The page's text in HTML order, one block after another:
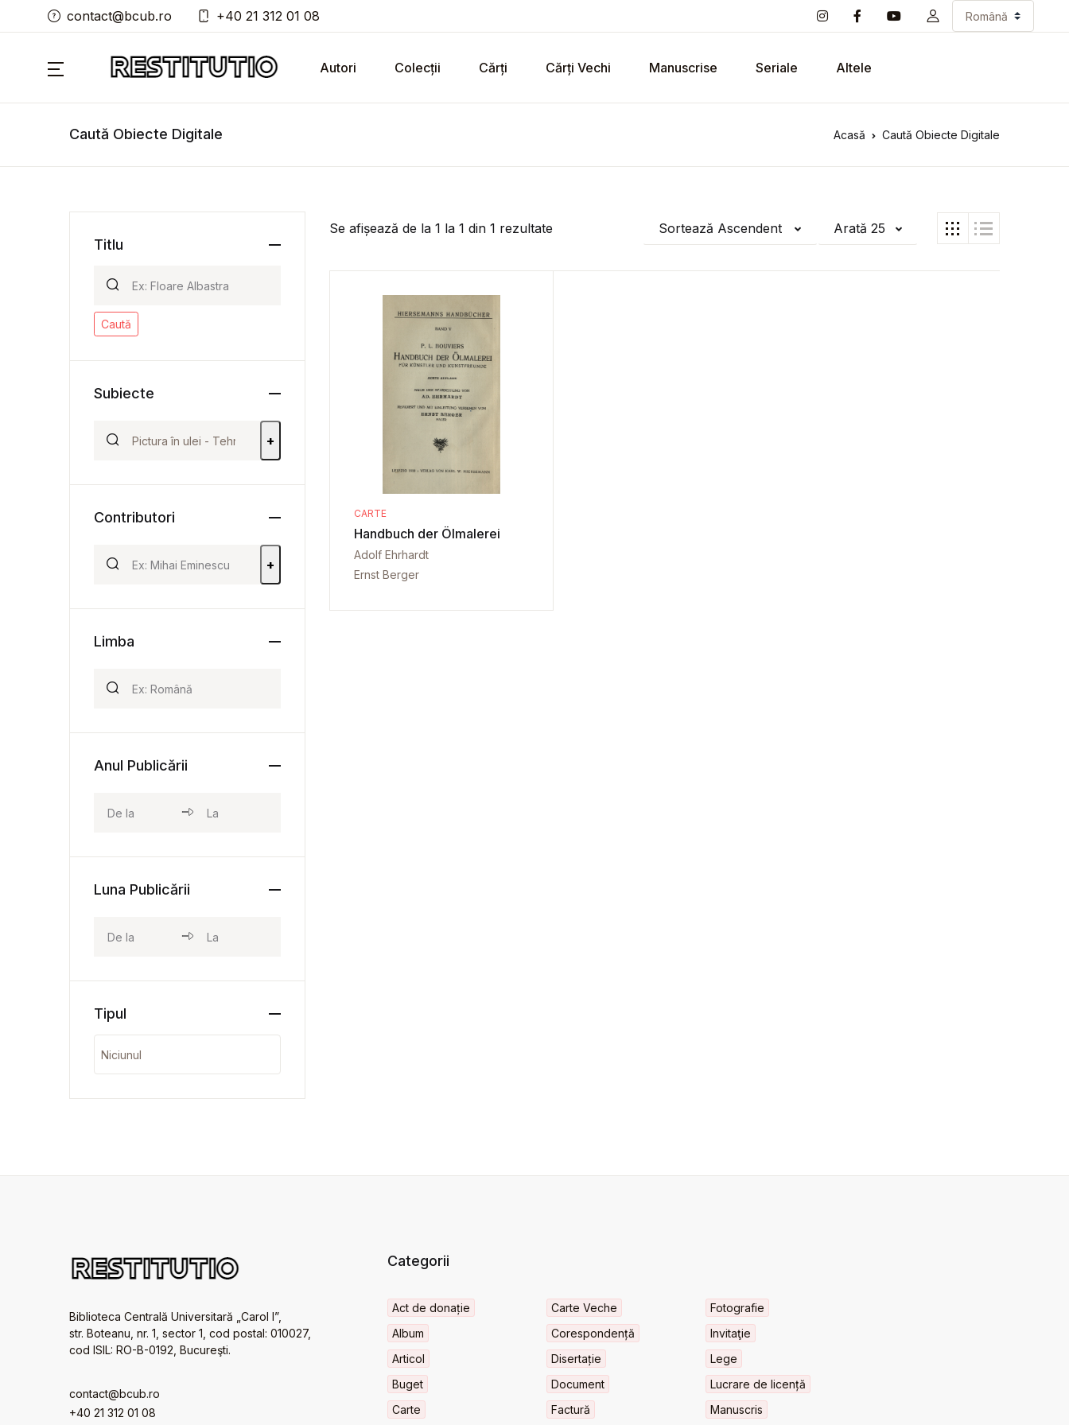
contact@bcub.ro +40 21 312 01 08
Autori Colecții Cărți Cărți Vechi Manuscrise Seriale Altele
Caută Obiecte Digitale Acasă Caută Obiecte Digitale
Se afișează de la 1 la 1 din 1 rezultate Sortează Ascendent Arată 25
CARTE
Handbuch der Ölmalerei
Adolf Ehrhardt
Ernst Berger
Titlu
Caută
Subiecte
+
Contributori
+
Limba
Anul Publicării
Luna Publicării
Tipul
Biblioteca Centrală Universitară „Carol I”,
str. Boteanu, nr. 1, sector 1, cod postal: 010027,
cod ISIL: RO-B-0192, Bucureşti.
contact@bcub.ro
+40 21 312 01 08
Categorii
Act de donație
Album
Articol
Buget
Carte
Carte Veche
Corespondență
Disertație
Document
Factură
Fotografie
Invitaţie
Lege
Lucrare de licență
Manuscris